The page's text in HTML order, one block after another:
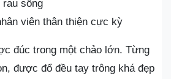
rau sống
viên thân thiện cực kỳ
đúc trong một chảo lớn. Từng
được đổ đều tay trông khá đẹp